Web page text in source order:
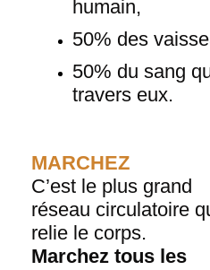
humain,
50% des
50% du sang
travers eux.
MARCHEZ
C’est le plus grand
réseau circulatoire
relie le corps.
Marchez tous les